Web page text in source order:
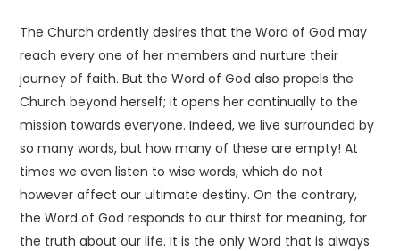
The Church ardently desires that the Word of God may
reach every one of her members and nurture their
journey of faith. But the Word of God also propels the
Church beyond herself; it opens her continually to the
mission towards everyone. Indeed, we live surrounded by
so many words, but how many of these are empty! At
times we even listen to wise words, which do not
however affect our ultimate destiny. On the contrary,
the Word of God responds to our thirst for meaning, for
the truth about our life. It is the only Word that is always